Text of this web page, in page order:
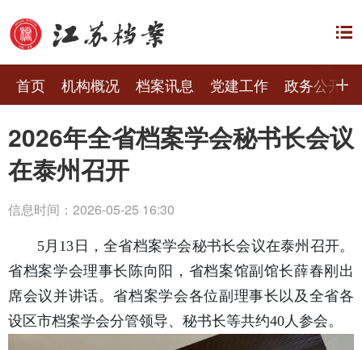
首页 机构概况 档案讯息 党建工作 政务公开
2026年全省档案学会秘书长会议
在泰州召开
信息时间：2026-05-25 16:30
5月13日，全省档案学会秘书长会议在泰州召开。
省档案学会理事长陈向阳，省档案馆副馆长薛春刚出
席会议并讲话。省档案学会各位副理事长以及全省各
设区市档案学会分管领导、秘书长等共约40人参会。